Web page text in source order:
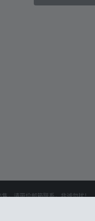
售，请带价邮箱联系，非诚勿扰！